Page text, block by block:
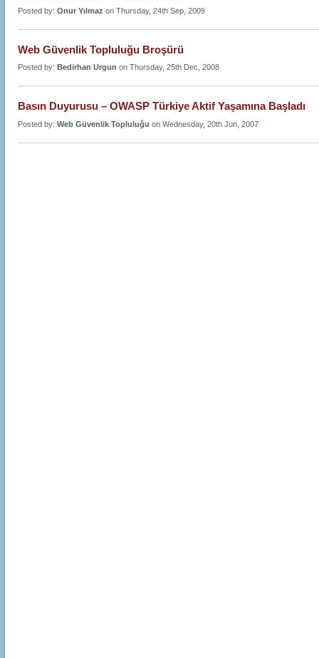
Posted by: Onur Yılmaz on Thursday, 24th Sep, 2009
Web Güvenlik Topluluğu Broşürü
Posted by: Bedirhan Urgun on Thursday, 25th Dec, 2008
Basın Duyurusu – OWASP Türkiye Aktif Yaşamına Başladı
Posted by: Web Güvenlik Topluluğu on Wednesday, 20th Jun, 2007